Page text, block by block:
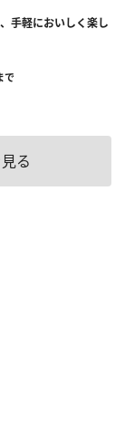
手軽においしく楽し
で
る